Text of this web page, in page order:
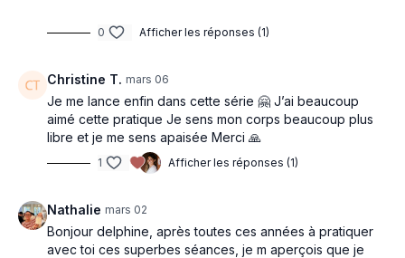
0 Afficher les réponses (1)
Christine T. mars 06
Je me lance enfin dans cette série 🤗 J’ai beaucoup
aimé cette pratique Je sens mon corps beaucoup plus
libre et je me sens apaisée Merci 🙏
1 Afficher les réponses (1)
Nathalie mars 02
Bonjour delphine, après toutes ces années à pratiquer
avec toi ces superbes séances, je m aperçois que je